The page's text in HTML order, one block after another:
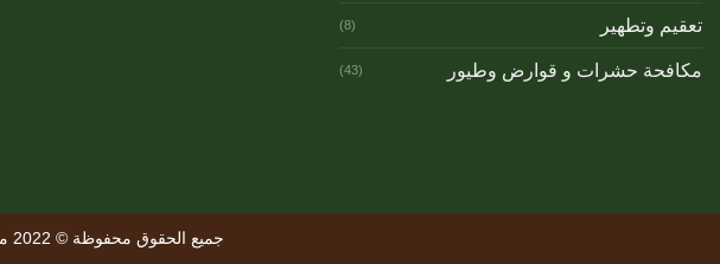
تعقيم وتطهير (8)
مكافحة حشرات و قوارض وطيور (43)
جميع الحقوق محفوظة © 2022 مجموعة المكتب الفني الزراعي الحديث MATO GROUP